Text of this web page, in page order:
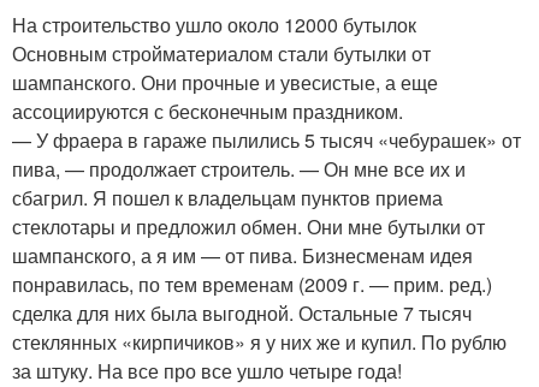
На строительство ушло около 12000 бутылок
Основным стройматериалом стали бутылки от
шампанского. Они прочные и увесистые, а еще
ассоциируются с бесконечным праздником.
— У фраера в гараже пылились 5 тысяч «чебурашек» от
пива, — продолжает строитель. — Он мне все их и
сбагрил. Я пошел к владельцам пунктов приема
стеклотары и предложил обмен. Они мне бутылки от
шампанского, а я им — от пива. Бизнесменам идея
понравилась, по тем временам (2009 г. — прим. ред.)
сделка для них была выгодной. Остальные 7 тысяч
стеклянных «кирпичиков» я у них же и купил. По рублю
за штуку. На все про все ушло четыре года!